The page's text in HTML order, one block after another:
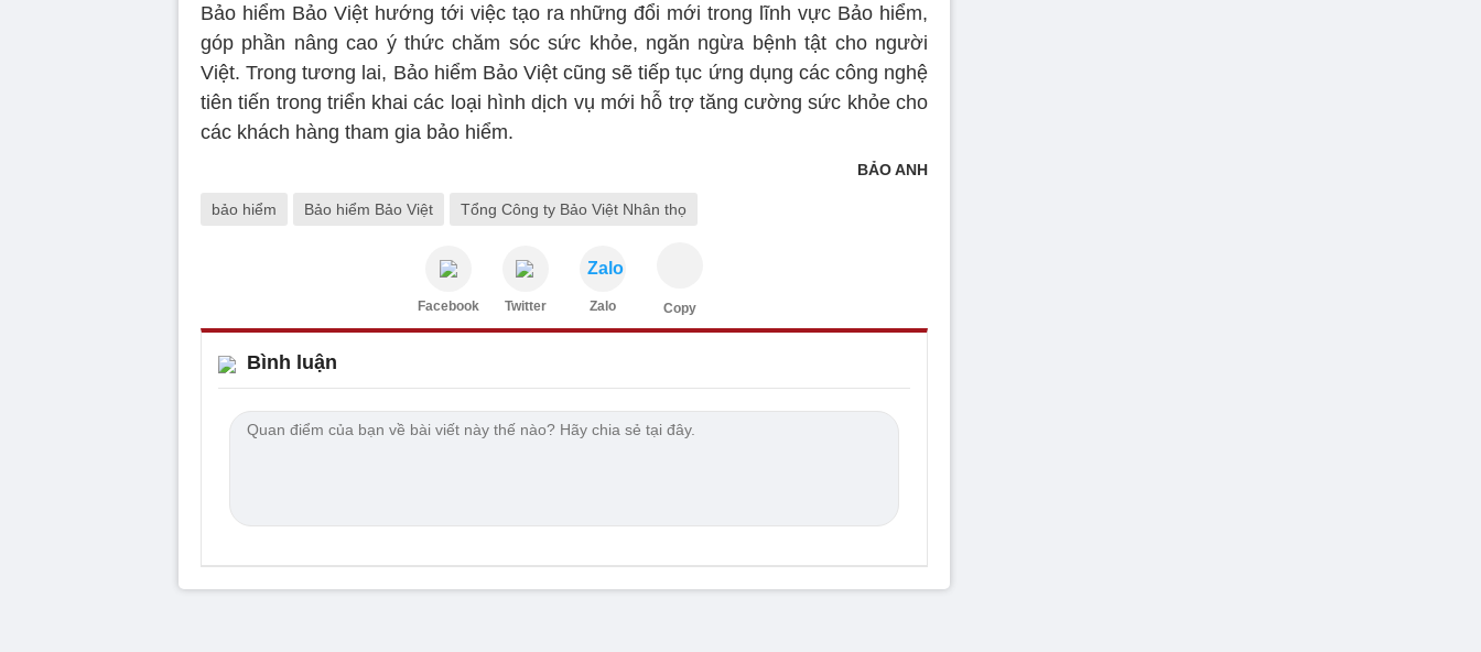
Bảo hiểm Bảo Việt hướng tới việc tạo ra những đổi mới trong lĩnh vực Bảo hiểm,
góp phần nâng cao ý thức chăm sóc sức khỏe, ngăn ngừa bệnh tật cho người
Việt. Trong tương lai, Bảo hiểm Bảo Việt cũng sẽ tiếp tục ứng dụng các công nghệ
tiên tiến trong triển khai các loại hình dịch vụ mới hỗ trợ tăng cường sức khỏe cho
các khách hàng tham gia bảo hiểm.
BẢO ANH
bảo hiểm Bảo hiểm Bảo Việt Tổng Công ty Bảo Việt Nhân thọ
Facebook Twitter
Zalo
Zalo Copy
Bình luận